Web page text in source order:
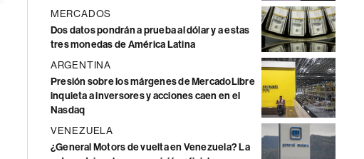
MERCADOS
Dos datos pondrán a prueba al dólar y a estas
tres monedas de América Latina
ARGENTINA
Presión sobre los márgenes de MercadoLibre
inquieta a inversores y acciones caen en el
Nasdaq
VENEZUELA
¿General Motors de vuelta en Venezuela? La